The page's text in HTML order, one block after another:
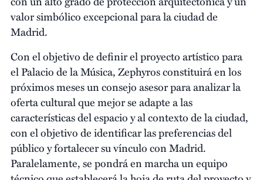
valor simbólico excepcional para la ciudad de
Madrid.
Con el objetivo de definir el proyecto artístico para
el Palacio de la Música, Zephyros constituirá en los
próximos meses un consejo asesor para analizar la
oferta cultural que mejor se adapte a las
características del espacio y al contexto de la ciudad,
con el objetivo de identificar las preferencias del
público y fortalecer su vínculo con Madrid.
Paralelamente, se pondrá en marcha un equipo